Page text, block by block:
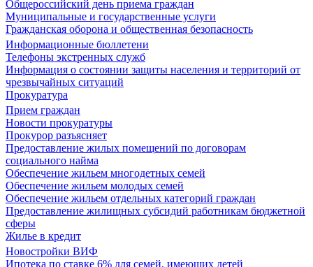
Общероссийский день приема граждан
Муниципальные и государственные услуги
Гражданская оборона и общественная безопасность
Информационные бюллетени
Телефоны экстренных служб
Информация о состоянии защиты населения и территорий от
чрезвычайных ситуаций
Прокуратура
Прием граждан
Новости прокуратуры
Прокурор разъясняет
Предоставление жилых помещений по договорам
социального найма
Обеспечение жильем многодетных семей
Обеспечение жильем молодых семей
Обеспечение жильем отдельных категорий граждан
Предоставление жилищных субсидий работникам бюджетной
сферы
Жилье в кредит
Новостройки ВИФ
Ипотека по ставке 6% для семей, имеющих детей